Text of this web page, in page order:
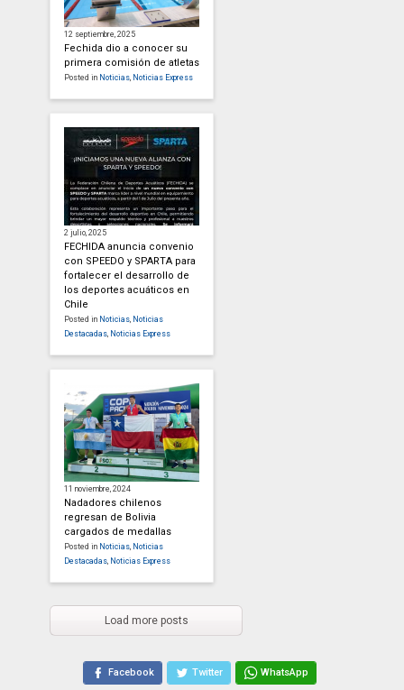
12 septiembre, 2025
Fechida dio a conocer su
primera comisión de atletas
Posted in Noticias, Noticias Express
2 julio, 2025
FECHIDA anuncia convenio
con SPEEDO y SPARTA para
fortalecer el desarrollo de
los deportes acuáticos en
Chile
Posted in Noticias, Noticias
Destacadas, Noticias Express
11 noviembre, 2024
Nadadores chilenos
regresan de Bolivia
cargados de medallas
Posted in Noticias, Noticias
Destacadas, Noticias Express
Load more posts
Facebook Twitter WhatsApp